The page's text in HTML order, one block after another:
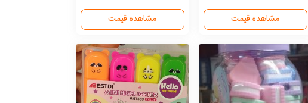
مشاهده قیمت مشاهده قیمت